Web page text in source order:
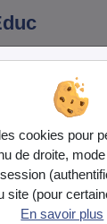
cookies pour
de droite,
site (pour
En savoir plus